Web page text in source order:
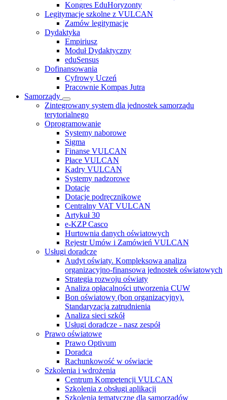
Kongres EduHoryzonty
Legitymacje szkolne z VULCAN
Zamów legitymacje
Dydaktyka
Empiriusz
Moduł Dydaktyczny
eduSensus
Dofinansowania
Cyfrowy Uczeń
Pracownie Kompas Jutra
Samorządy
Zintegrowany system dla jednostek samorządu
terytorialnego
Oprogramowanie
Systemy naborowe
Sigma
Finanse VULCAN
Płace VULCAN
Kadry VULCAN
Systemy nadzorowe
Dotacje
Dotacje podręcznikowe
Centralny VAT VULCAN
Artykuł 30
e-KZP Casco
Hurtownia danych oświatowych
Rejestr Umów i Zamówień VULCAN
Usługi doradcze
Audyt oświaty. Kompleksowa analiza
organizacyjno-finansowa jednostek oświatowych
Strategia rozwoju oświaty
Analiza opłacalności utworzenia CUW
Bon oświatowy (bon organizacyjny).
Standaryzacja zatrudnienia
Analiza sieci szkół
Usługi doradcze - nasz zespół
Prawo oświatowe
Prawo Optivum
Doradca
Rachunkowość w oświacie
Szkolenia i wdrożenia
Centrum Kompetencji VULCAN
Szkolenia z obsługi aplikacji
Szkolenia tematyczne dla samorządów